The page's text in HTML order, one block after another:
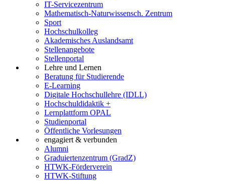
IT-Servicezentrum
Mathematisch-Naturwissensch. Zentrum
Sport
Hochschulkolleg
Akademisches Auslandsamt
Stellenangebote
Stellenportal
Lehre und Lernen
Beratung für Studierende
E-Learning
Digitale Hochschullehre (IDLL)
Hochschuldidaktik +
Lernplattform OPAL
Studienportal
Öffentliche Vorlesungen
engagiert & verbunden
Alumni
Graduiertenzentrum (GradZ)
HTWK-Förderverein
HTWK-Stiftung